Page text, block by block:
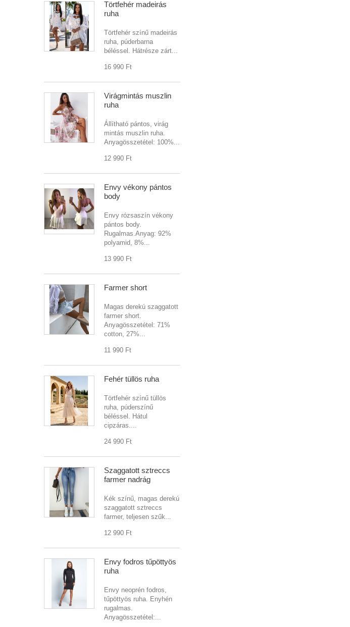
Törtfehér madeirás
ruha
Törtfehér színű madeirás
ruha, púderbarna
béléssel. Hátrésze zárt...
16 990 Ft‎
Virágmintás muszlin
ruha
Állítható pántos, virág
mintás muszlin ruha.
Anyagösszetétel: 100%...
12 990 Ft‎
Envy vékony pántos
body
Envy rózsaszín vékony
pántos body.
Rugalmas.Anyag: 92%
polyamid, 8%...
13 990 Ft‎
Farmer short
Magas derekú szaggatott
farmer short.
Anyagösszetétel: 71%
cotton, 27%...
11 990 Ft‎
Fehér tüllös ruha
Törtfehér színű tüllös
ruha, púderszínű
béléssel. Hátul
cipzáras....
24 990 Ft‎
Szaggatott sztreccs
farmer nadrág
Kék színű, magas derekú
szaggatott sztreccs
farmer, teljesen szűk...
12 990 Ft‎
Envy fodros tűpöttyös
ruha
Envy neoprén fodros,
tűpöttyös ruha. Enyhén
rugalmas.
Anyagösszetétel:...